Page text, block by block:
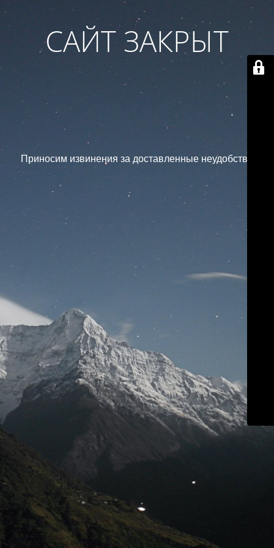
САЙТ ЗАКРЫТ
Приносим извинения за доставленные неудобства